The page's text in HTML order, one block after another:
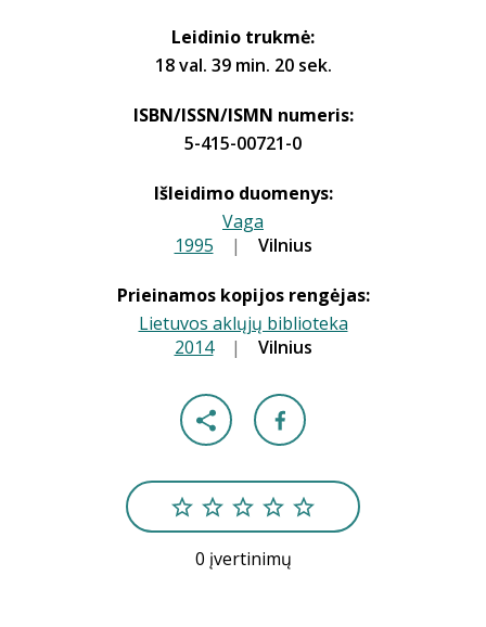
Leidinio trukmė:
18 val. 39 min. 20 sek.
ISBN/ISSN/ISMN numeris:
5-415-00721-0
Išleidimo duomenys:
Vaga
1995 | Vilnius
Prieinamos kopijos rengėjas:
Lietuvos aklųjų biblioteka
2014 | Vilnius
0 įvertinimų